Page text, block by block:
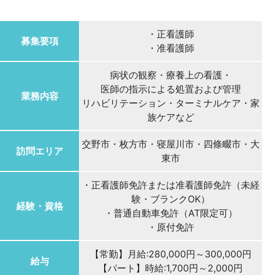
募集要項
・正看護師
・准看護師
業務内容
病状の観察・療養上の看護・
医師の指示による処置および管理
リハビリテーション・ターミナルケア・家
族ケアなど
訪問エリア
交野市・枚方市・寝屋川市・四條畷市・大
東市
経験・資格
・正看護師免許または准看護師免許（未経
験・ブランクOK）
・普通自動車免許（AT限定可）
・原付免許
給与
【常勤】月給:280,000円～300,000円
【パート】時給:1,700円～2,000円